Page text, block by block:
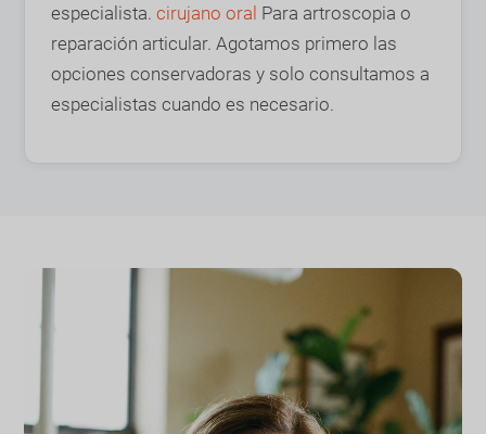
especialista.cirujano oral Para artroscopia o
reparación articular. Agotamos primero las
opciones conservadoras y solo consultamos a
especialistas cuando es necesario.